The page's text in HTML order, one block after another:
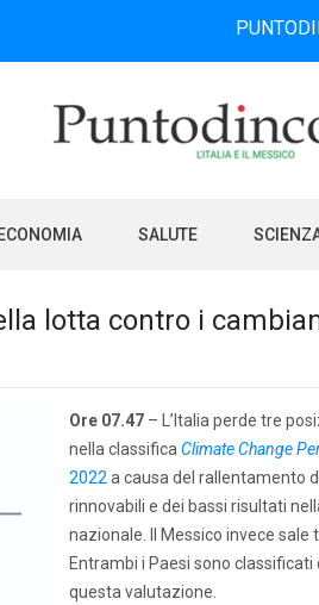
ECONOMIA SALUTE
lotta contro i
Ore 07.47 – L’Italia perde tre
nella classifica Climate Change
2022 a causa del rallentamento
rinnovabili e dei bassi risultati
nazionale. Il Messico invece sale
Entrambi i Paesi sono classificati
questa valutazione.